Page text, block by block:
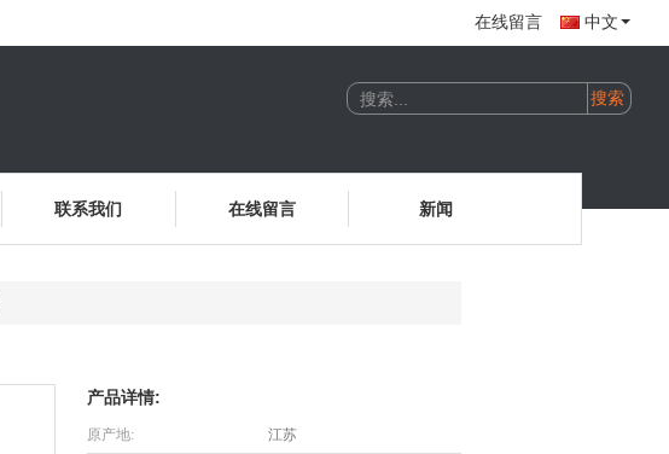
在线留言 中文
联系我们 在线留言 新闻
产品详情:
原产地: 江苏